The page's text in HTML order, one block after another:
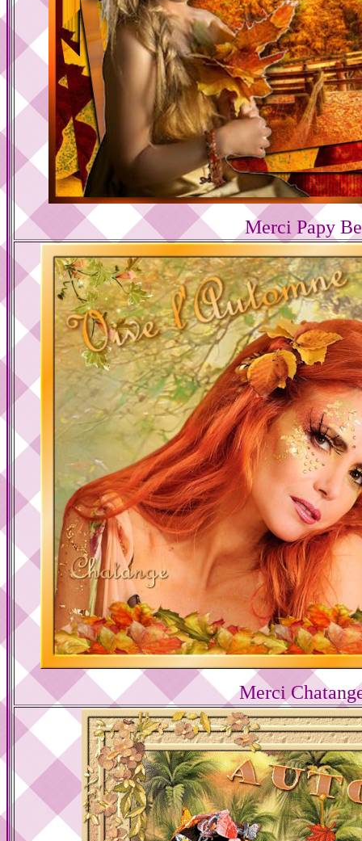
Merci Papy
Merci